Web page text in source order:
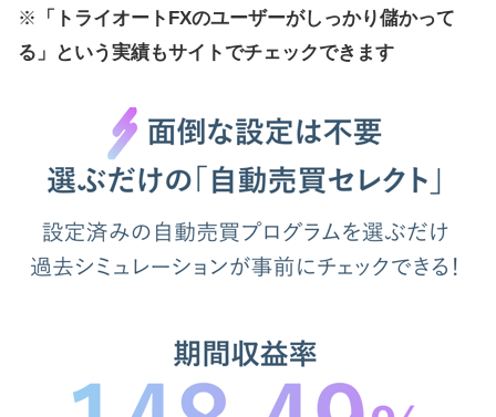
※
「トライオートFXのユーザーがしっかり儲かって
る」という実績もサイトでチェックできます